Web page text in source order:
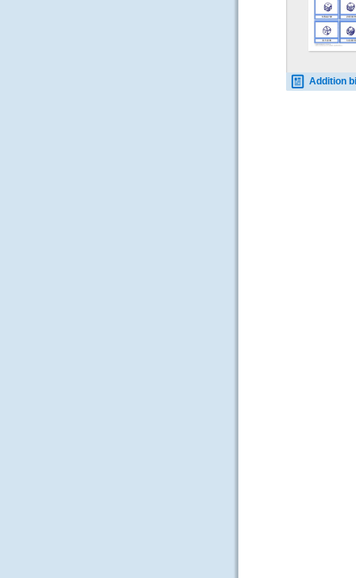
Addition bis 20